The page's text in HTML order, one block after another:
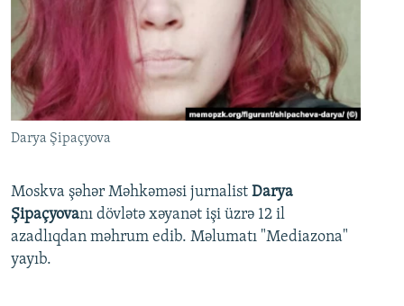
Darya Şipaçyova
Moskva şəhər Məhkəməsi jurnalist Darya
Şipaçyovanı dövlətə xəyanət işi üzrə 12 il
azadlıqdan məhrum edib. Məlumatı "Mediazona"
yayıb.